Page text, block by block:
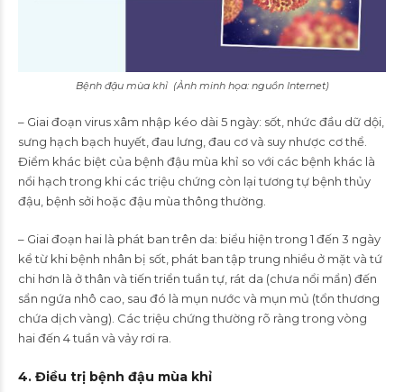
Bệnh đậu mùa khỉ (Ảnh minh họa: nguồn Internet)
– Giai đoạn virus xâm nhập kéo dài 5 ngày: sốt, nhức đầu dữ dội,
sưng hạch bạch huyết, đau lưng, đau cơ và suy nhược cơ thể.
Điểm khác biệt của bệnh đậu mùa khỉ so với các bệnh khác là
nổi hạch trong khi các triệu chứng còn lại tương tự bệnh thủy
đậu, bệnh sởi hoặc đậu mùa thông thường.
– Giai đoạn hai là phát ban trên da: biểu hiện trong 1 đến 3 ngày
kể từ khi bệnh nhân bị sốt, phát ban tập trung nhiều ở mặt và tứ
chi hơn là ở thân và tiến triển tuần tự, rát da (chưa nổi mẩn) đến
sẩn ngứa nhô cao, sau đó là mụn nước và mụn mủ (tổn thương
chứa dịch vàng). Các triệu chứng thường rõ ràng trong vòng
hai đến 4 tuần và vảy rơi ra.
4. Điều trị bệnh đậu mùa khỉ